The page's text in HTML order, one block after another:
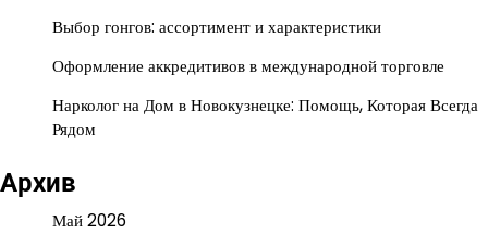
Выбор гонгов: ассортимент и характеристики
Оформление аккредитивов в международной торговле
Нарколог на Дом в Новокузнецке: Помощь, Которая Всегда
Рядом
Архив
Май 2026